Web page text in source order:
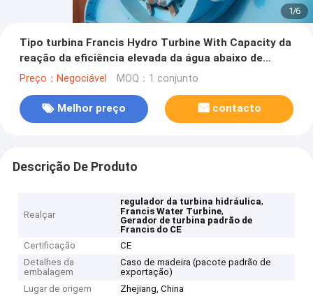
1/6
Tipo turbina Francis Hydro Turbine With Capacity da
reação da eficiência elevada da água abaixo de
20MW
Preço：Negociável MOQ：1 conjunto
Melhor preço contacto
Descrição De Produto
Realçar
regulador da turbina hidráulica,
Francis Water Turbine,
Gerador de turbina padrão de
Francis do CE
Certificação
CE
Detalhes da
embalagem
Caso de madeira (pacote padrão de
exportação)
Lugar de origem
Zhejiang, China